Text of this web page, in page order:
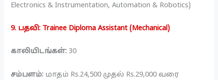
Electronics & Instrumentation, Automation & Robotics)
9. பதவி: Trainee Diploma Assistant (Mechanical)
காலியிடங்கள்: 30
சம்பளம்: மாதம் Rs.24,500 முதல் Rs.29,000 வரை